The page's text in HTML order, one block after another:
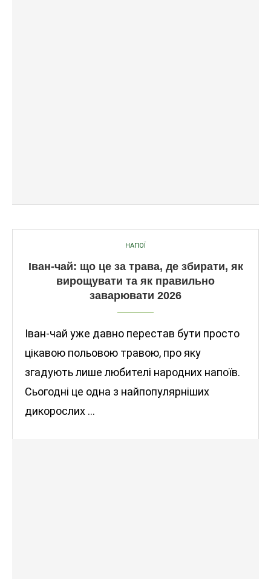
НАПОЇ
Іван-чай: що це за трава, де збирати, як
вирощувати та як правильно
заварювати 2026
Іван-чай уже давно перестав бути просто
цікавою польовою травою, про яку
згадують лише любителі народних напоїв.
Сьогодні це одна з найпопулярніших
дикорослих …